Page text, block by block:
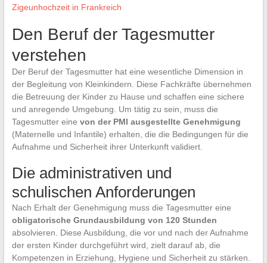
Zigeunhochzeit in Frankreich
Den Beruf der Tagesmutter
verstehen
Der Beruf der Tagesmutter hat eine wesentliche Dimension in
der Begleitung von Kleinkindern. Diese Fachkräfte übernehmen
die Betreuung der Kinder zu Hause und schaffen eine sichere
und anregende Umgebung. Um tätig zu sein, muss die
Tagesmutter eine von der PMI ausgestellte Genehmigung
(Maternelle und Infantile) erhalten, die die Bedingungen für die
Aufnahme und Sicherheit ihrer Unterkunft validiert.
Die administrativen und
schulischen Anforderungen
Nach Erhalt der Genehmigung muss die Tagesmutter eine
obligatorische Grundausbildung von 120 Stunden
absolvieren. Diese Ausbildung, die vor und nach der Aufnahme
der ersten Kinder durchgeführt wird, zielt darauf ab, die
Kompetenzen in Erziehung, Hygiene und Sicherheit zu stärken.